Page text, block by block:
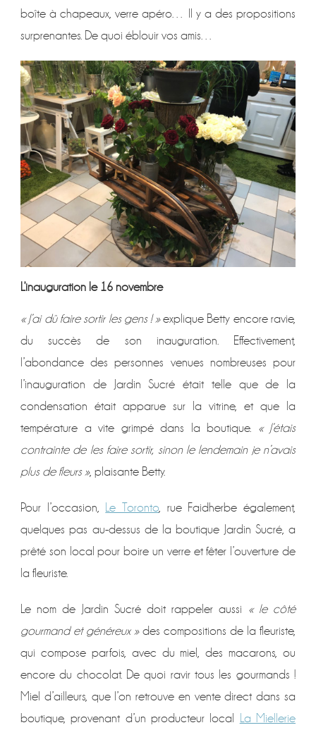
boîte à chapeaux, verre apéro… Il y a des propositions
surprenantes. De quoi éblouir vos amis…
L’inauguration le 16 novembre
« J’ai dû faire sortir les gens ! »explique Betty encore ravie,
du succès de son inauguration. Effectivement,
l’abondance des personnes venues nombreuses pour
l’inauguration de Jardin Sucré était telle que de la
condensation était apparue sur la vitrine, et que la
température a vite grimpé dans la boutique. « J’étais
contrainte de les faire sortir, sinon le lendemain je n’avais
plus de fleurs », plaisante Betty.
Pour l’occasion, Le Toronto , rue Faidherbe également,
quelques pas au-dessus de la boutique Jardin Sucré, a
prêté son local pour boire un verre et fêter l’ouverture de
la fleuriste.
Le nom de Jardin Sucré doit rappeler aussi « le côté
gourmand et généreux »des compositions de la fleuriste,
qui compose parfois, avec du miel, des macarons, ou
encore du chocolat. De quoi ravir tous les gourmands !
Miel d’ailleurs, que l’on retrouve en vente direct dans sa
boutique, provenant d’un producteur local
La Miellerie